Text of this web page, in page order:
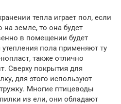
тепла играет пол, если
на земле, то она будет
в помещении будет
пола применяют ту
также отлично
Сверху покрытия для
для этого используют
Многие птицеводы
из ели, они обладают